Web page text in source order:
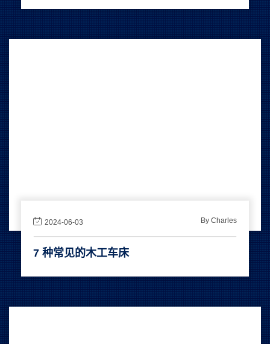
2024-06-03 By Charles
7 种常见的木工车床